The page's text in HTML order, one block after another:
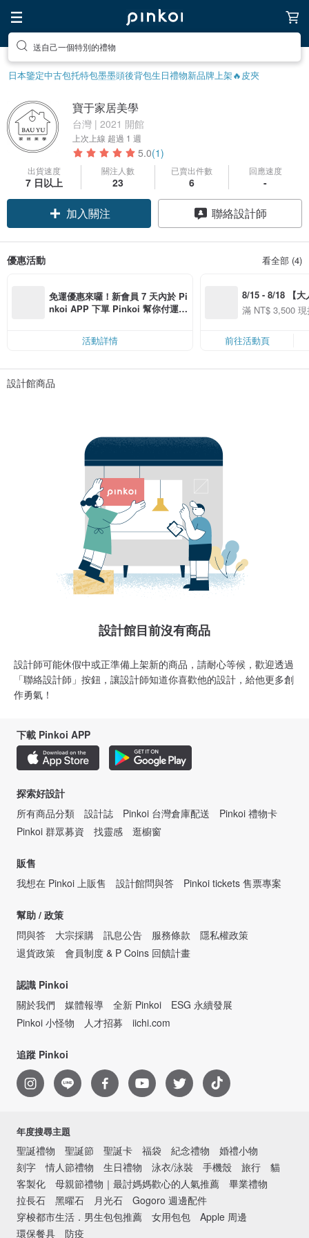
送自己一個特別的禮物
日本鑒定中古包托特包墨墨頭後背包生日禮物新品牌上架🔥皮夾
寶于家居美學
台灣 | 2021 開館
上次上線 超過 1 週
5.0(1)
出貨速度
7 日以上
關注人數
23
已賣出件數
6
回應速度
-
加入關注
聯絡設計師
優惠活動 看全部 (4)
免運優惠來囉！新會員 7 天內於 Pi
nkoi APP 下單 Pinkoi 幫你付運
活動詳情
8/15 - 8/18 【大
季】滿
50
滿 NT$ 3,500
前往活動頁
設計館商品
設計館目前沒有商品
設計師可能休假中或正準備上架新的商品，請耐心等候，歡迎透過
「聯絡設計師」按鈕，讓設計師知道你喜歡他的設計，給他更多創
作勇氣！
下載 Pinkoi APP
探索好設計
所有商品分類
設計誌 Pinkoi 台灣倉庫配送
Pinkoi 禮物卡
Pinkoi 群眾募資
找靈感 逛櫥窗
販售
我想在 Pinkoi 上販售
設計館問與答 Pinkoi tickets 售票專案
幫助 / 政策
問與答
大宗採購 訊息公告 服務條款
隱私權政策
退貨政策
會員制度 & P Coins 回饋計畫
認識 Pinkoi
關於我們
媒體報導 全新 Pinkoi
ESG 永續發展
Pinkoi 小怪物
人才招募 iichi.com
追蹤 Pinkoi
年度搜尋主題
聖誕禮物 聖誕節 聖誕卡 福袋 紀念禮物
婚禮小物
刻字
情人節禮物 生日禮物 泳衣/泳裝 手機殼 旅行
貓
客製化
母親節禮物｜最討媽媽歡心的人氣推薦
畢業禮物
拉長石
黑曜石 月光石
Gogoro 週邊配件
穿梭都市生活．男生包包推薦
女用包包
Apple 周邊
環保餐具
防疫